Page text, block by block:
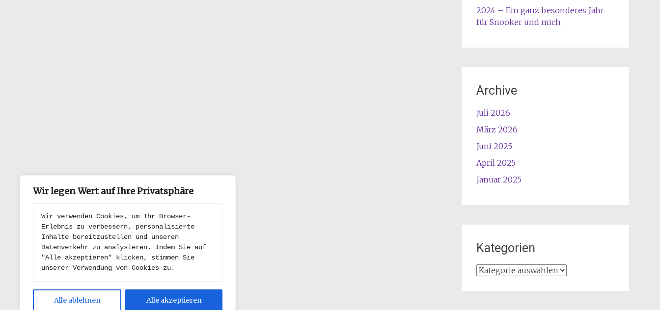
Wir legen Wert auf Ihre Privatsphäre
Wir verwenden Cookies, um Ihr Browser-
Erlebnis zu verbessern, personalisierte
Inhalte bereitzustellen und unseren
Datenverkehr zu analysieren. Indem Sie auf
"Alle akzeptieren" klicken, stimmen Sie
unserer Verwendung von Cookies zu.
Alle ablehnen Alle akzeptieren
2024 – Ein ganz besonderes Jahr
für Snooker und mich
Archive
Juli 2026
März 2026
Juni 2025
April 2025
Januar 2025
Kategorien
Kategorien